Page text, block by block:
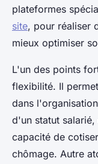
plateformes
site, pour réaliser
mieux optimiser
L'un des points
flexibilité. Il
dans
d'un statut
capacité de
chômage. Autre